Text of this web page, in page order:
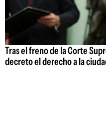
Tras el freno de la Corte
decreto el derecho a la